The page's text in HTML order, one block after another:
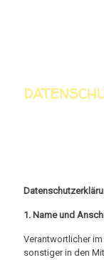
1. Name und
Verantwortlicher
sonstiger in den